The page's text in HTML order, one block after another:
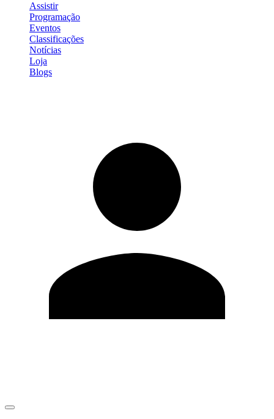
Assistir
Programação
Eventos
Classificações
Notícias
Loja
Blogs